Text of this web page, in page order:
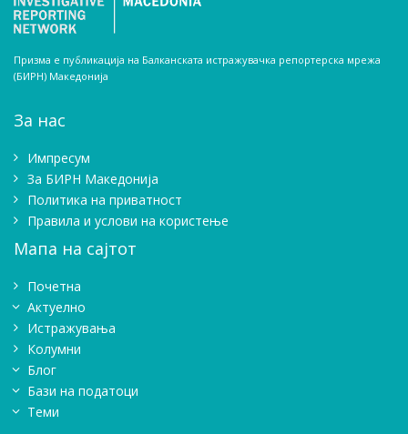
Призма е публикација на Балканската истражувачка репортерска мрежа
(БИРН) Македонија
За нас
Импресум
Зa БИРН Македонија
Политика на приватност
Правила и услови на користење
Мапа на сајтот
Почетна
Актуелно
Истражувањa
Колумни
Блог
Бази на податоци
Теми